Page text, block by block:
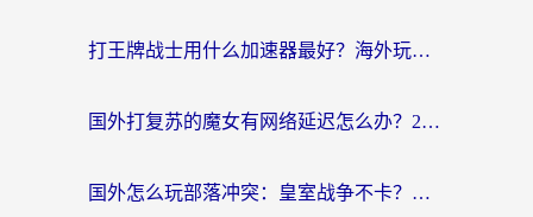
打王牌战士用什么加速器最好？海外玩家的终极选择指南
国外打复苏的魔女有网络延迟怎么办？2026海外玩家国服游戏加速全攻略
国外怎么玩部落冲突：皇室战争不卡？海外玩家畅玩国服游戏终极指南